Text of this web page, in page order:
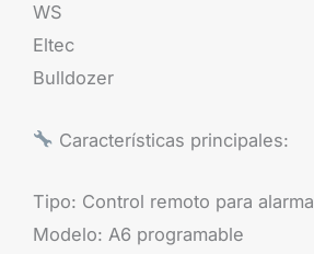
WS
Eltec
Bulldozer
Características principales:
Tipo: Control remoto para alarma
Modelo: A6 programable